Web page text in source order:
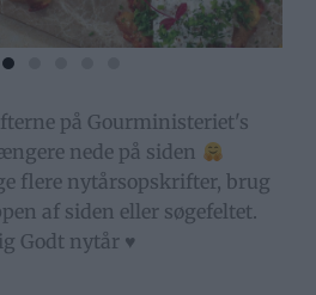
på Gourministeriet's
nede på siden
flere nytårsopskrifter, brug
af siden eller søgefeltet.
Godt nytår ♥️